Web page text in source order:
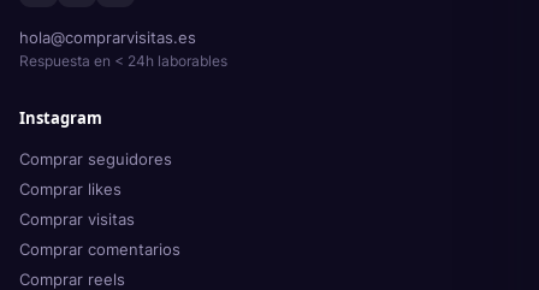
hola@comprarvisitas.es
Respuesta en < 24h laborables
Instagram
Comprar seguidores
Comprar likes
Comprar visitas
Comprar comentarios
Comprar reels